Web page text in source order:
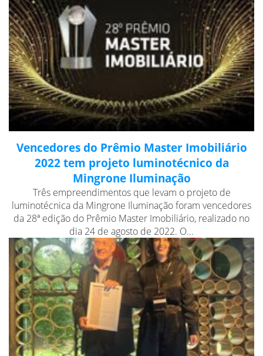
Vencedores do Prêmio Master Imobiliário
2022 tem projeto luminotécnico da
Mingrone Iluminação
Três empreendimentos que levam o projeto de
luminotécnica da Mingrone Iluminação foram vencedores
da 28ª edição do Prêmio Master Imobiliário, realizado no
dia 24 de agosto de 2022. O...